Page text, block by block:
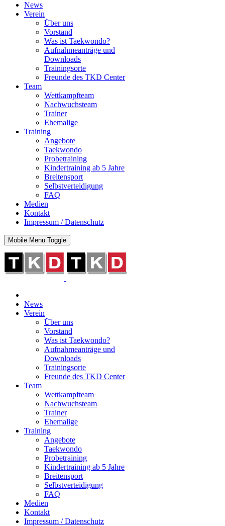
News
Verein
Über uns
Vorstand
Was ist Taekwondo?
Aufnahmeanträge und
Downloads
Trainingsorte
Freunde des TKD Center
Team
Wettkampfteam
Nachwuchsteam
Trainer
Ehemalige
Training
Angebote
Taekwondo
Probetraining
Kindertraining ab 5 Jahre
Breitensport
Selbstverteidigung
FAQ
Medien
Kontakt
Impressum / Datenschutz
Mobile Menu Toggle
News
Verein
Über uns
Vorstand
Was ist Taekwondo?
Aufnahmeanträge und
Downloads
Trainingsorte
Freunde des TKD Center
Team
Wettkampfteam
Nachwuchsteam
Trainer
Ehemalige
Training
Angebote
Taekwondo
Probetraining
Kindertraining ab 5 Jahre
Breitensport
Selbstverteidigung
FAQ
Medien
Kontakt
Impressum / Datenschutz